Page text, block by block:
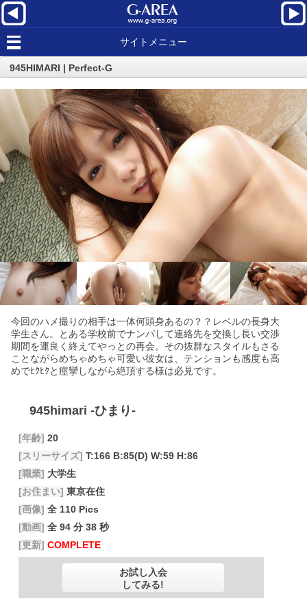
サイトメニュー
945HIMARI | Perfect-G
今回のハメ撮りの相手は一体何頭身あるの？？レベルの長身大
学生さん。とある学校前でナンパして連絡先を交換し長い交渉
期間を運良く終えてやっとの再会。その抜群なスタイルもさる
ことながらめちゃめちゃ可愛い彼女は、テンションも感度も高
めでﾋｸﾋｸと痙攣しながら絶頂する様は必見です。
945himari -ひまり-
[年齢] 20
[スリーサイズ] T:166 B:85(D) W:59 H:86
[職業] 大学生
[お住まい] 東京在住
[画像] 全 110 Pics
[動画] 全 94 分 38 秒
[更新] COMPLETE
お試し入会
してみる!